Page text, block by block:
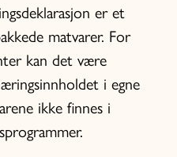
er et
matvarer. For
kan det være
i egne
ikke finnes i